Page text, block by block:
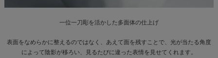
一位一刀彫を活かした多面体の仕上げ
表面をなめらかに整えるのではなく、あえて面を残すことで、光が当たる角度
によって陰影が移ろい、見るたびに違った表情を見せてくれます。